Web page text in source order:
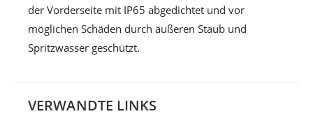
der Vorderseite mit IP65 abgedichtet und vor
möglichen Schäden durch äußeren Staub und
Spritzwasser geschützt.
VERWANDTE LINKS